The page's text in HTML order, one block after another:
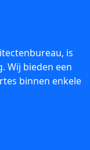
is
Wij bieden een
binnen enkele